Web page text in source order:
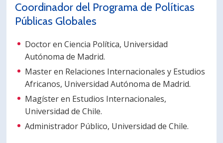
PORTUGUÊS
Estudiantes
Coordinador del Programa de Políticas
Públicas Globales
Doctor en Ciencia Política, Universidad
Autónoma de Madrid.
Master en Relaciones Internacionales y Estudios
Africanos, Universidad Autónoma de Madrid.
Magíster en Estudios Internacionales,
Universidad de Chile.
Administrador Público, Universidad de Chile.